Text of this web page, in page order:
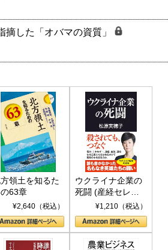
摘した「オバマの資質」
領土を知るた
63章
¥2,640（税込）
ウクライナ企業の
死闘 (産経セレク
ト S 039)¥1,210（税込）